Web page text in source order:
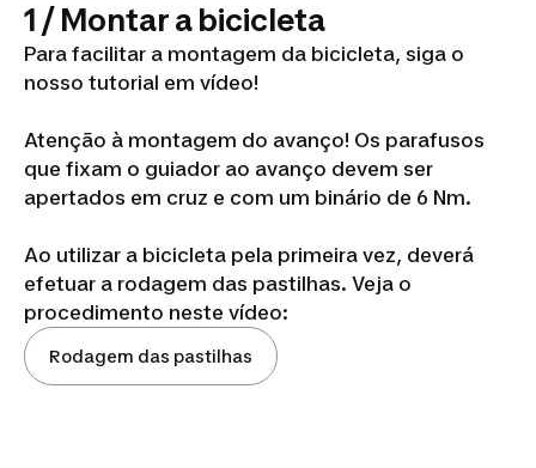
1 / Montar a bicicleta
Para facilitar a montagem da bicicleta, siga o
nosso tutorial em vídeo!
Atenção à montagem do avanço! Os parafusos
que fixam o guiador ao avanço devem ser
apertados em cruz e com um binário de 6 Nm.
Ao utilizar a bicicleta pela primeira vez, deverá
efetuar a rodagem das pastilhas. Veja o
procedimento neste vídeo:
Rodagem das pastilhas